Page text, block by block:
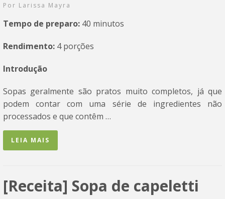
Por Larissa Mayra
Tempo de preparo: 40 minutos
Rendimento: 4 porções
Introdução
Sopas geralmente são pratos muito completos, já que
podem contar com uma série de ingredientes não
processados e que contêm …
LEIA MAIS
[Receita] Sopa de capeletti